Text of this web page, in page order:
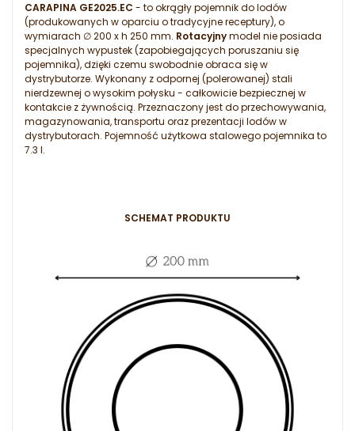
CARAPINA GE2025.EC - to okrągły pojemnik do lodów
(produkowanych w oparciu o tradycyjne receptury), o
wymiarach ∅ 200 x h 250 mm. Rotacyjnymodel nie posiada
specjalnych wypustek (zapobiegających poruszaniu się
pojemnika), dzięki czemu swobodnie obraca się w
dystrybutorze. Wykonany z odpornej (polerowanej) stali
nierdzewnej o wysokim połysku - całkowicie bezpiecznej w
kontakcie z żywnością. Przeznaczony jest do przechowywania,
magazynowania, transportu oraz prezentacji lodów w
dystrybutorach. Pojemność użytkowa stalowego pojemnika to
7.3 l.
SCHEMAT PRODUKTU